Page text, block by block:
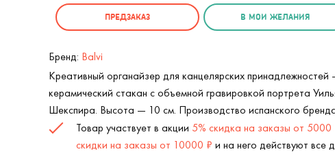
ПРЕДЗАКАЗ В МОИ ЖЕЛАНИЯ
Бренд: Balvi
Креативный органайзер для канцелярских принадлежностей
керамический стакан с объемной гравировкой портрета
Шекспира. Высота — 10 см. Производство испанского
Товар участвует в акции 5% скидка на заказы от 5000
скидки на заказы от 10000 ₽ и на него действуют все